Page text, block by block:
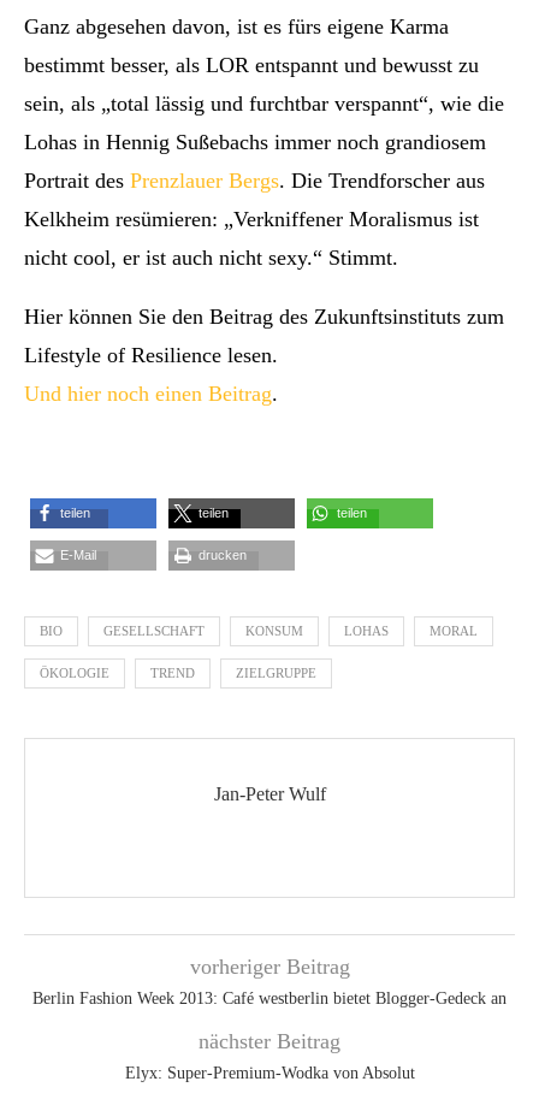
Ganz abgesehen davon, ist es fürs eigene Karma
bestimmt besser, als LOR entspannt und bewusst zu
sein, als „total lässig und furchtbar verspannt“, wie die
Lohas in Hennig Sußebachs immer noch grandiosem
Portrait des Prenzlauer Bergs. Die Trendforscher aus
Kelkheim resümieren: „Verkniffener Moralismus ist
nicht cool, er ist auch nicht sexy.“ Stimmt.
Hier können Sie den Beitrag des Zukunftsinstituts zum
Lifestyle of Resilience lesen.
Und hier noch einen Beitrag.
teilen teilen teilen
E-Mail drucken
BIO GESELLSCHAFT KONSUM LOHAS MORAL
ÖKOLOGIE TREND ZIELGRUPPE
Jan-Peter Wulf
vorheriger Beitrag
Berlin Fashion Week 2013: Café westberlin bietet Blogger-Gedeck an
nächster Beitrag
Elyx: Super-Premium-Wodka von Absolut